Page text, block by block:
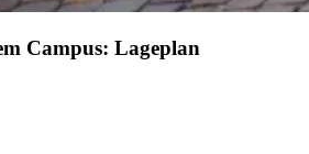
Campus: Lageplan